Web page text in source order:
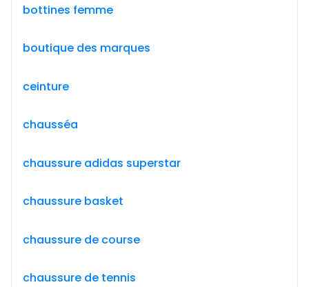
bottines femme
boutique des marques
ceinture
chausséa
chaussure adidas superstar
chaussure basket
chaussure de course
chaussure de tennis